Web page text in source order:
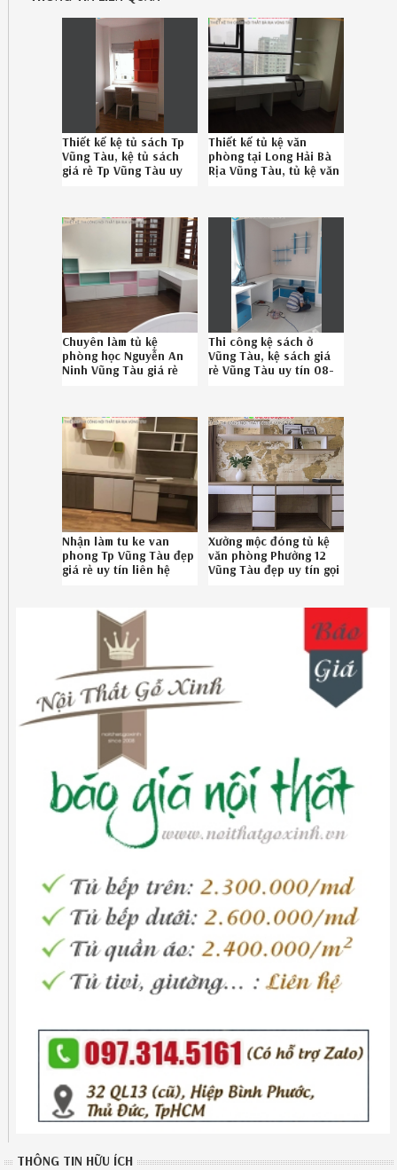
Thiết kế kệ tủ sách Tp
Vũng Tàu, kệ tủ sách
giá rẻ Tp Vũng Tàu uy
Thiết kế tủ kệ văn
phòng tại Long Hải Bà
Rịa Vũng Tàu, tủ kệ văn
086789.5828
Chuyên làm tủ kệ
phòng học Nguyễn An
Ninh Vũng Tàu giá rẻ
Thi công kệ sách ở
Vũng Tàu, kệ sách giá
rẻ Vũng Tàu uy tín 08-
Nhận làm tu ke van
phong Tp Vũng Tàu đẹp
giá rẻ uy tín liên hệ
Xưởng mộc đóng tủ kệ
văn phòng Phường 12
Vũng Tàu đẹp uy tín gọi
THÔNG TIN HỮU ÍCH